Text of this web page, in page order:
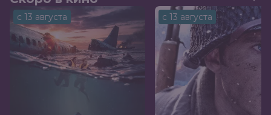
с 13 августа с 13 августа